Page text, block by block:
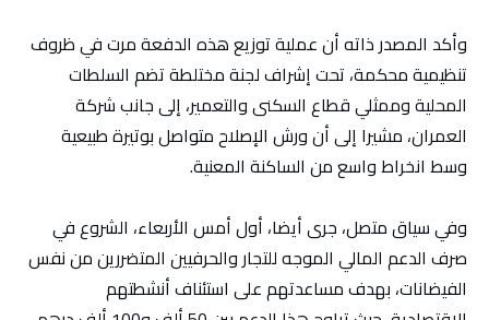
وأكد المصدر ذاته أن عملية توزيع هذه الدفعة مرت في ظروف
تنظيمية محكمة، تحت إشراف لجنة مختلطة تضم السلطات
المحلية وممثلي قطاع السكنى والتعمير، إلى جانب شركة
العمران، مشيرا إلى أن ورش الإصلاح متواصل بوتيرة طبيعية
وسط انخراط واسع من الساكنة المعنية.
وفي سياق متصل، جرى أيضا، أول أمس الأربعاء، الشروع في
صرف الدعم المالي الموجه للتجار والحرفيين المتضررين من نفس
الفيضانات، بهدف مساعدتهم على استئناف أنشطتهم